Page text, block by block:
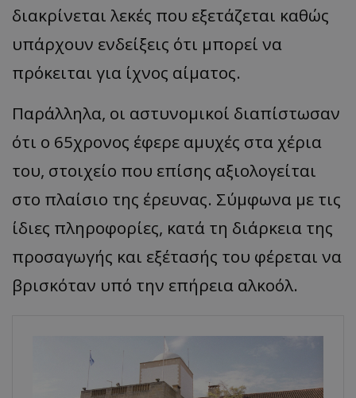
διακρίνεται λεκές που εξετάζεται καθώς
υπάρχουν ενδείξεις ότι μπορεί να
πρόκειται για ίχνος αίματος.
Παράλληλα, οι αστυνομικοί διαπίστωσαν
ότι ο 65χρονος έφερε αμυχές στα χέρια
του, στοιχείο που επίσης αξιολογείται
στο πλαίσιο της έρευνας. Σύμφωνα με τις
ίδιες πληροφορίες, κατά τη διάρκεια της
προσαγωγής και εξέτασής του φέρεται να
βρισκόταν υπό την επήρεια αλκοόλ.